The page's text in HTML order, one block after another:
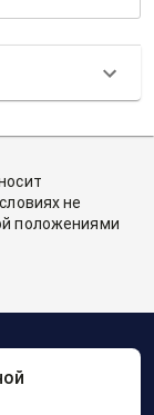
не
положениями